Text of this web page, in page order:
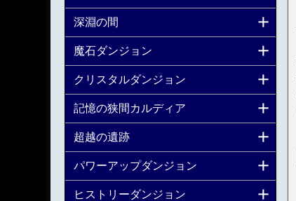
深淵の間
魔石ダンジョン
クリスタルダンジョン
記憶の狭間カルディア
超越の遺跡
パワーアップダンジョン
ヒストリーダンジョン